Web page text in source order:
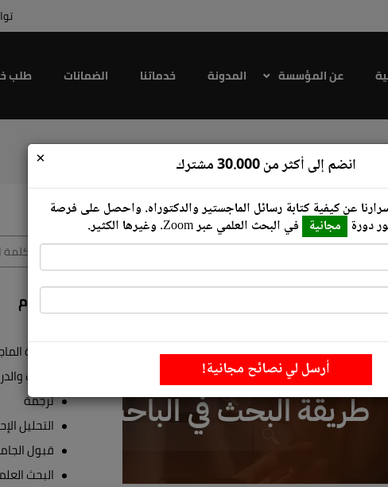
عن المؤسسة المدونة خدماتنا الضمانات طلب
الأقسام
دراسة
الكتب
ترجمة
التحليل
قبول
البحث
انضم إلى أكثر من 30.000 مشترك ×
عن كيفية كتابة رسائل ‏الماجستير والدكتوراه.‏ واحصل على فرصة
دورة مجانية في البحث العلمي عبر ‏Zoom‏.‏ وغيرها الكثير.
أرسل لي نصائح مجانية!